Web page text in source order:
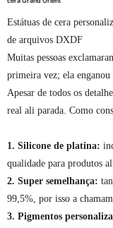
Estátuas de cera
de arquivos DXDF
Muitas pessoas
primeira vez; ela enganou
Apesar de todos os
real ali parada. Como
1. Silicone de platina:
qualidade para produtos
2. Super semelhança:
99,5%, por isso a
3. Pigmentos